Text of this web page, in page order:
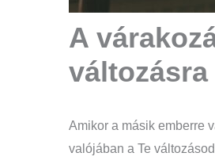
A
változásra
Amikor a másik emberre
valójában a Te